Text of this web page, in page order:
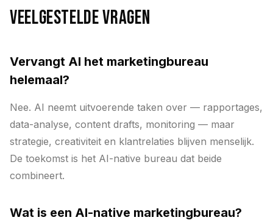
Veelgestelde vragen
Vervangt AI het marketingbureau
helemaal?
Nee. AI neemt uitvoerende taken over — rapportages,
data-analyse, content drafts, monitoring — maar
strategie, creativiteit en klantrelaties blijven menselijk.
De toekomst is het AI-native bureau dat beide
combineert.
Wat is een AI-native marketingbureau?